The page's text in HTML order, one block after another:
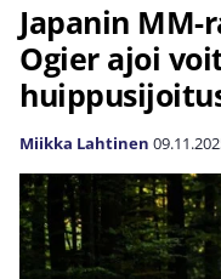
Japanin MM-
Ogier ajoi
Miikka Lahtinen